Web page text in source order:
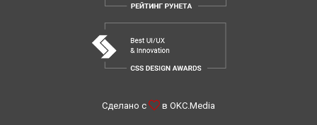
Сделано с в OKC.Media